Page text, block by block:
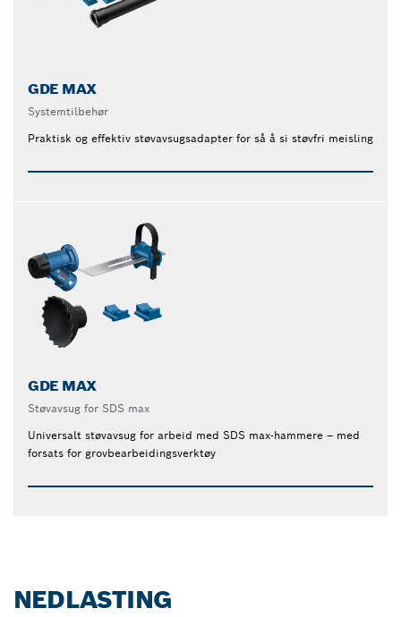
GDE MAX
Systemtilbehør
Praktisk og effektiv støvavsugsadapter for så å si støvfri meisling
GDE MAX
Støvavsug for SDS max
Universalt støvavsug for arbeid med SDS max-hammere – med
forsats for grovbearbeidingsverktøy
NEDLASTING